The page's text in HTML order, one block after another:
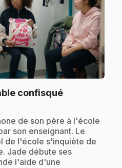
confisqué.
de son père à l'école
son enseignant. Le
de l'école s'inquiète de
Jade débute ses
l'aide d'une